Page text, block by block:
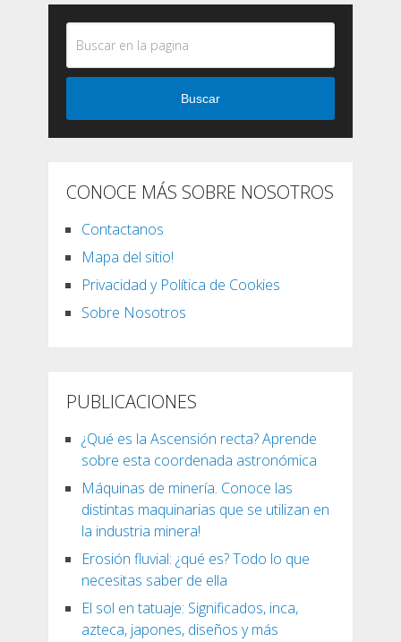
Buscar
CONOCE MÁS SOBRE NOSOTROS
Contactanos
Mapa del sitio!
Privacidad y Política de Cookies
Sobre Nosotros
PUBLICACIONES
¿Qué es la Ascensión recta? Aprende
sobre esta coordenada astronómica
Máquinas de minería. Conoce las
distintas maquinarias que se utilizan en
la industria minera!
Erosión fluvial: ¿qué es? Todo lo que
necesitas saber de ella
El sol en tatuaje: Significados, inca,
azteca, japones, diseños y más